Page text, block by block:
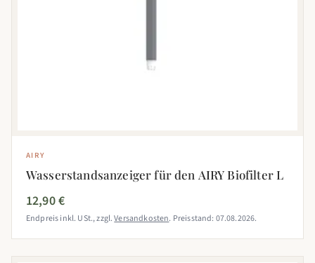
AIRY
Wasserstandsanzeiger für den AIRY Biofilter L
12,90 €
Endpreis inkl. USt., zzgl.Versandkosten. Preisstand: 07.08.2026.